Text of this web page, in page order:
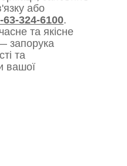
або
63-324-6100.
та якісне
запорука
та
вашої